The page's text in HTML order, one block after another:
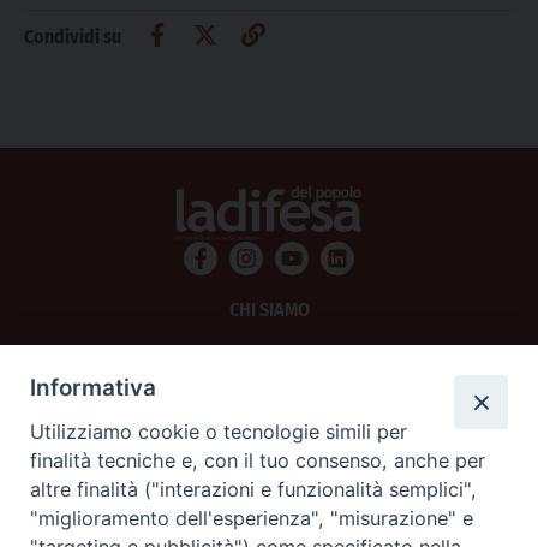
Condividi su
CHI SIAMO
SCRIVICI
La Difesa srl - P.iva 05125420280
Informativa
Utilizziamo cookie o tecnologie simili per
finalità tecniche e, con il tuo consenso, anche per
altre finalità ("interazioni e funzionalità semplici",
"miglioramento dell'esperienza", "misurazione" e